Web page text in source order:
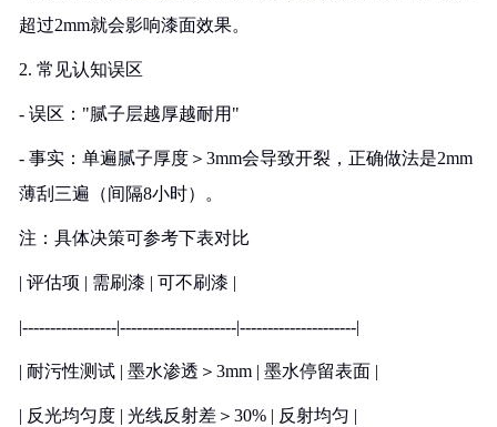
超过2mm就会影响漆面效果。
2. 常见认知误区
- 误区："腻子层越厚越耐用"
- 事实：单遍腻子厚度＞3mm会导致开裂，正确做法是2mm
薄刮三遍（间隔8小时）。
注：具体决策可参考下表对比
| 评估项 | 需刷漆 | 可不刷漆 |
|-----------------|---------------------|---------------------|
| 耐污性测试 | 墨水渗透＞3mm | 墨水停留表面 |
| 反光均匀度 | 光线反射差＞30% | 反射均匀 |